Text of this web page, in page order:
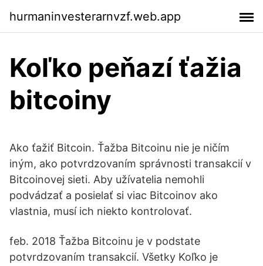
hurmaninvesterarnvzf.web.app
Koľko peňazí ťažia
bitcoiny
Ako ťažiť Bitcoin. Ťažba Bitcoinu nie je ničím
iným, ako potvrdzovaním správnosti transakcií v
Bitcoinovej sieti. Aby užívatelia nemohli
podvádzať a posielať si viac Bitcoinov ako
vlastnia, musí ich niekto kontrolovať.
feb. 2018 Ťažba Bitcoinu je v podstate
potvrdzovaním transakcií. Všetky Koľko je